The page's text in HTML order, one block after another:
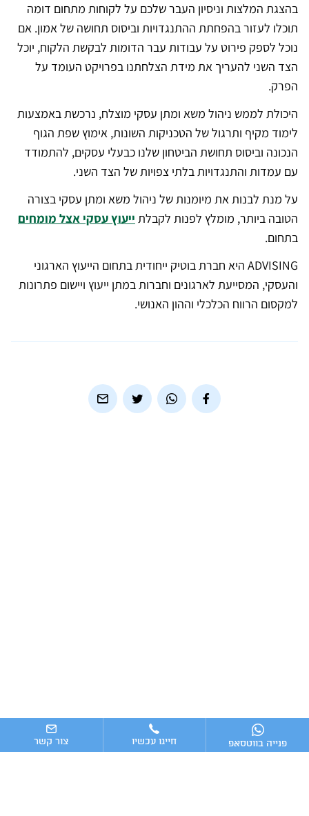
בהצגת המלצות וניסיון העבר שלכם על לקוחות מתחום דומה
תוכלו לעזור בהפחתת ההתנגדויות וביסוס תחושה של אמון. אם
נוכל לספק פירוט על עבודות עבר הדומות לבקשת הלקוח, יוכל
הצד השני להעריך את מידת הצלחתנו בפרויקט העומד על
הפרק.
היכולת לממש ניהול משא ומתן עסקי מוצלח, נרכשת באמצעות
לימוד מקיף ותרגול של הטכניקות השונות, אימוץ שפת הגוף
הנכונה וביסוס תחושת הביטחון שלנו כבעלי עסקים, להתמודד
עם עמדות והתנגדויות בלתי צפויות של הצד השני.
על מנת לבנות את מיומנות של ניהול משא ומתן עסקי בצורה
הטובה ביותר, מומלץ לפנות לקבלת ייעוץ עסקי אצל מומחים
בתחום.
ADVISING היא חברת בוטיק ייחודית בתחום הייעוץ הארגוני
והעסקי, המסייעת לארגונים וחברות במתן ייעוץ ויישום פתרונות
למקסום הרווח הכלכלי וההון האנושי.
פנייה בווטסאפ חייגו עכשיו צור קשר